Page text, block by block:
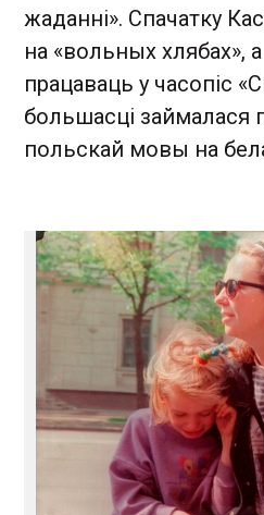
жаданні». Спачатку
на «вольных хлябах»,
працаваць у часопіс
большасці займалася
польскай мовы на